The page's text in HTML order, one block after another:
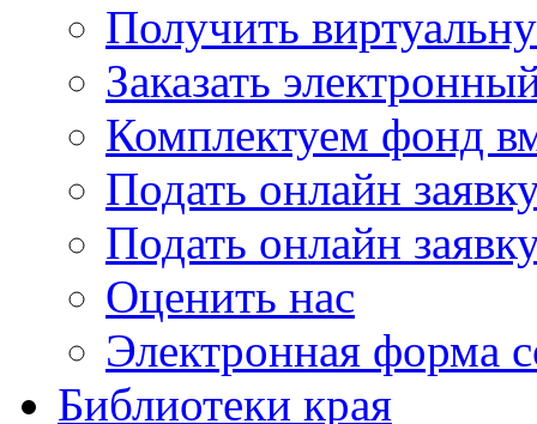
Получить
Заказать
Комплектуем фонд
Подать онлайн
Подать онлайн
Оценить нас
Электронная форма
Библиотеки края